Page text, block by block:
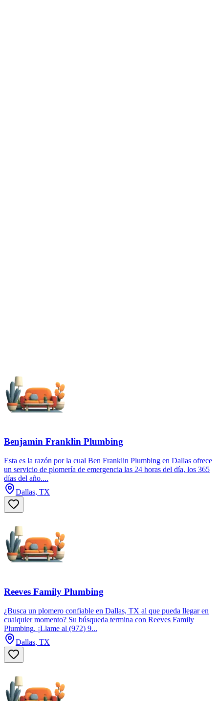
Benjamin Franklin Plumbing
Esta es la razón por la cual Ben Franklin Plumbing en Dallas ofrece
un servicio de plomería de emergencia las 24 horas del día, los 365
días del año....
Dallas, TX
Reeves Family Plumbing
¿Busca un plomero confiable en Dallas, TX al que pueda llegar en
cualquier momento? Su búsqueda termina con Reeves Family
Plumbing. ¡Llame al (972) 9...
Dallas, TX